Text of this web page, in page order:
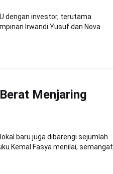
dengan investor, terutama
Irwandi Yusuf dan Nova
Menjaring
baru juga dibarengi sejumlah
Kemal Fasya menilai, semangat